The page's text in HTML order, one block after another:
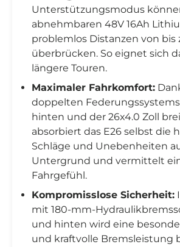
Unterstützungsmodus
abnehmbaren 48V 16Ah
problemlos Distanzen von bis
überbrücken. So eignet sich
längere Touren.
Maximaler Fahrkomfort:
doppelten
hinten und der 26x4.0 Zoll
absorbiert das E26 selbst die
Schläge und Unebenheiten
Untergrund und vermittelt
Fahrgefühl.
Kompromisslose Sicherheit:
mit 180-mm-
und hinten wird eine
und kraftvolle Bremsleistung